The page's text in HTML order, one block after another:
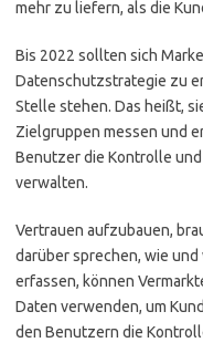
mehr zu liefern, als die
Bis 2022 sollten sich
Datenschutzstrategie zu
Stelle stehen. Das heißt,
Zielgruppen messen und
Benutzer die Kontrolle
verwalten.
Vertrauen aufzubauen,
darüber sprechen, wie
erfassen, können
Daten verwenden, um
den Benutzern die